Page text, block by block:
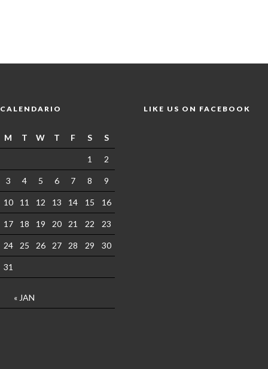
CALENDARIO
M T W T F S S
« JAN
1 2
3 4 5 6 7 8 9
10 11 12 13 14 15 16
17 18 19 20 21 22 23
24 25 26 27 28 29 30
31
LIKE US ON FACEBOOK